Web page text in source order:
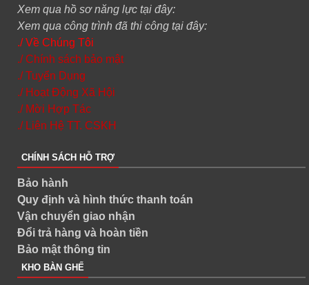
Xem qua hồ sơ năng lực tại đây:
Xem qua công trình đã thi công tại đây:
./ Về Chúng Tôi
./ Chính sách bảo mật
./ Tuyển Dụng
./ Hoạt Động Xã Hội
./ Mời Hợp Tác
./ Liên Hệ TT. CSKH
CHÍNH SÁCH HỖ TRỢ
Bảo hành
Quy định và hình thức thanh toán
Vận chuyển giao nhận
Đổi trả hàng và hoàn tiền
Bảo mật thông tin
KHO BÀN GHẾ